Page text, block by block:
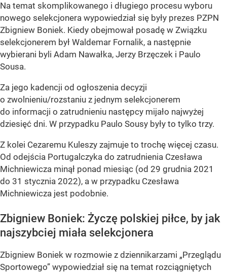
Na temat skomplikowanego i długiego procesu wyboru
nowego selekcjonera wypowiedział się były prezes PZPN
Zbigniew Boniek. Kiedy obejmował posadę w Związku
selekcjonerem był Waldemar Fornalik, a następnie
wybierani byli Adam Nawałka, Jerzy Brzęczek i Paulo
Sousa.
Za jego kadencji od ogłoszenia decyzji
o zwolnieniu/rozstaniu z jednym selekcjonerem
do informacji o zatrudnieniu następcy mijało najwyżej
dziesięć dni. W przypadku Paulo Sousy były to tylko trzy.
Z kolei Cezaremu Kuleszy zajmuje to trochę więcej czasu.
Od odejścia Portugalczyka do zatrudnienia Czesława
Michniewicza minął ponad miesiąc (od 29 grudnia 2021
do 31 stycznia 2022), a w przypadku Czesława
Michniewicza jest podobnie.
Zbigniew Boniek: Życzę polskiej piłce, by jak
najszybciej miała selekcjonera
Zbigniew Boniek w rozmowie z dziennikarzami „Przeglądu
Sportowego” wypowiedział się na temat rozciągniętych